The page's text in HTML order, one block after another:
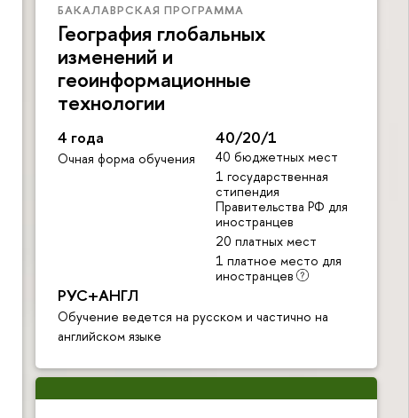
БАКАЛАВРСКАЯ ПРОГРАММА
География глобальных
изменений и
геоинформационные
технологии
4 года
Очная форма обучения
40/20/1
40 бюджетных мест
1 государственная
стипендия
Правительства РФ для
иностранцев
20 платных мест
1 платное место для
иностранцев
РУС+АНГЛ
Обучение ведется на русском и частично на
английском языке